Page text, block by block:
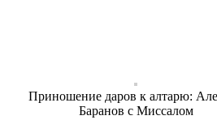
Приношение даров к алтарю:
Баранов с Миссалом